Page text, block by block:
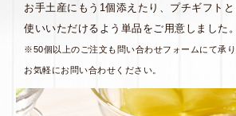
お手土産にもう1個添えたり、プチギフト
使いいただけるよう単品をご用意しました。
※50個以上のご注文も問い合わせフォームにて承り
お気軽にお問い合わせください。